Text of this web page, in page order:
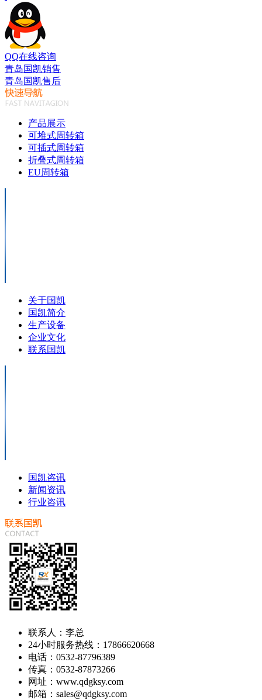
QQ在线咨询
青岛国凯销售
青岛国凯售后
产品展示
可堆式周转箱
可插式周转箱
折叠式周转箱
EU周转箱
关于国凯
国凯简介
生产设备
企业文化
联系国凯
国凯咨讯
新闻资讯
行业咨讯
联系人：李总
24小时服务热线：17866620668
电话：0532-87796389
传真：0532-87873266
网址：www.qdgksy.com
邮箱：sales@qdgksy.com